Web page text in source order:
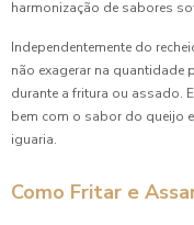
harmonização de sabores
Independentemente do
não exagerar na
durante a fritura ou assado.
bem com o sabor do queijo
iguaria.
Como Fritar e